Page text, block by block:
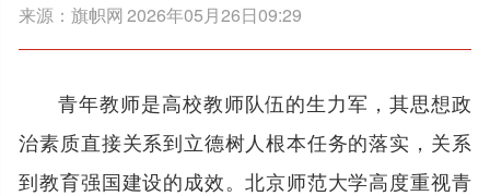
来源：旗帜网2026年05月26日09:29
青年教师是高校教师队伍的生力军，其思想政
治素质直接关系到立德树人根本任务的落实，关系
到教育强国建设的成效。北京师范大学高度重视青